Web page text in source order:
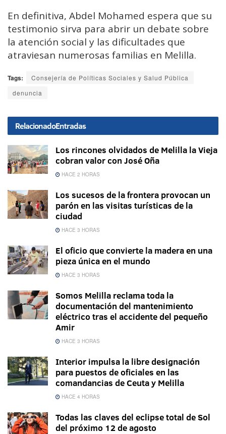
En definitiva, Abdel Mohamed espera que su
testimonio sirva para abrir un debate sobre
la atención social y las dificultades que
atraviesan numerosas familias en Melilla.
Tags:
Consejería de Políticas Sociales y Salud Pública
denuncia
RelacionadoEntradas
Los rincones olvidados de Melilla la Vieja
cobran valor con José Oña
HACE 2 HORAS
Los sucesos de la frontera provocan un
parón en las visitas turísticas de la
ciudad
HACE 3 HORAS
El oficio que convierte la madera en una
pieza única en el mundo
HACE 3 HORAS
Somos Melilla reclama toda la
documentación del mantenimiento
eléctrico tras el accidente del pequeño
Amir
HACE 3 HORAS
Interior impulsa la libre designación
para puestos de oficiales en las
comandancias de Ceuta y Melilla
HACE 4 HORAS
Todas las claves del eclipse total de Sol
del próximo 12 de agosto